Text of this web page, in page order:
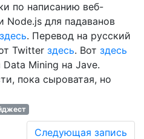
по написанию веб-
Node.js для падаванов
здесь. Перевод на русский
Twitter здесь. Вот здесь
Mining на Jave.
пока сыроватая, но
Следующая запись